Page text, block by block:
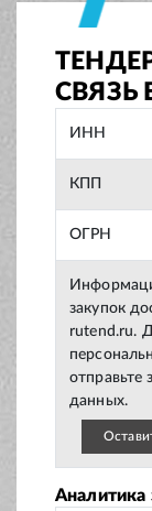
СВЯЗЬ
ИНН
КПП
ОГРН
закупок
rutend.ru.
отправьте
данных.
Аналитика